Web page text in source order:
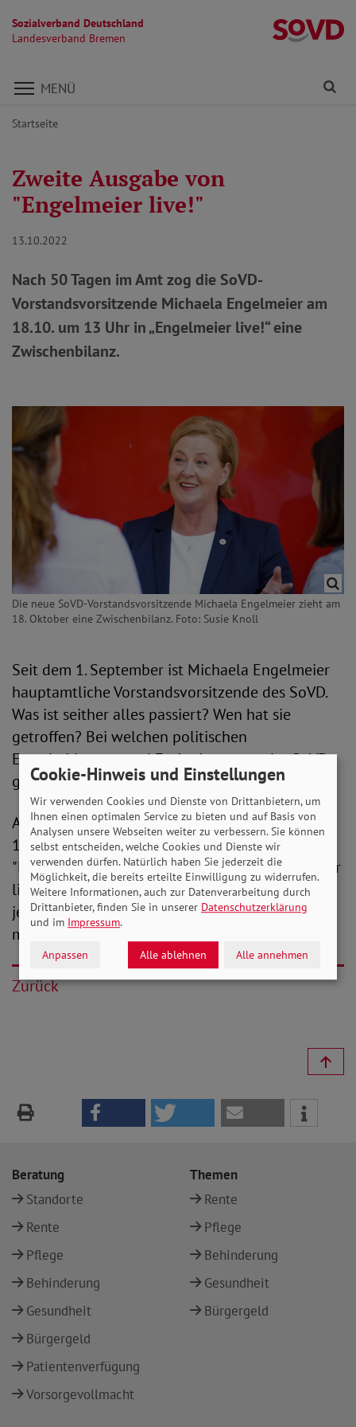
Sozialverband Deutschland
Landesverband Bremen
Direkt zu den Inhalten springen
MENÜ
Startseite
Zweite Ausgabe von
"Engelmeier live!"
13.10.2022
Nach 50 Tagen im Amt zog die SoVD-
Vorstandsvorsitzende Michaela Engelmeier am
18.10. um 13 Uhr in „Engelmeier live!“ eine
Zwischenbilanz.
Die neue SoVD-Vorstandsvorsitzende Michaela Engelmeier zieht am
18. Oktober eine Zwischenbilanz. Foto: Susie Knoll
Seit dem 1. September ist Michaela Engelmeier
hauptamtliche Vorstandsvorsitzende des SoVD.
Was ist seither alles passiert? Wen hat sie
getroffen? Bei welchen politischen
Entscheidungen und Ereignissen war der SoVD
gefordert? Und natürlich: Was ist alles geplant?
Antworten darauf gab Michaela Engelmeier am
18. Oktober in der zweiten Ausgabe von
"Engelmeier live". Die Sendung wurde wie immer
live bei Youtube übertragen und kann dort auch
jetzt noch abgerufen werden. Zu der Sendung
mit Michaela Engelmeier gelangen Sie
Zurück
Beratung
Standorte
Rente
Pflege
Behinderung
Gesundheit
Bürgergeld
Patientenverfügung
Vorsorgevollmacht
Themen
Rente
Pflege
Behinderung
Gesundheit
Bürgergeld
Cookie-Hinweis und Einstellungen
Wir verwenden Cookies und Dienste von Drittanbietern, um
Ihnen einen optimalen Service zu bieten und auf Basis von
Analysen unsere Webseiten weiter zu verbessern. Sie können
selbst entscheiden, welche Cookies und Dienste wir
verwenden dürfen. Natürlich haben Sie jederzeit die
Möglichkeit, die bereits erteilte Einwilligung zu widerrufen.
Weitere Informationen, auch zur Datenverarbeitung durch
Drittanbieter, finden Sie in unserer Datenschutzerklärung
und im Impressum.
Anpassen Alle ablehnen Alle annehmen